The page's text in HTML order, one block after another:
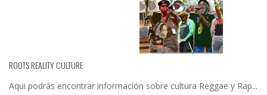
ROOTS REALITY CULTURE
Aqui podrás encontrar información sobre cultura Reggae y Rap...